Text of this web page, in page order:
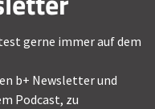
gerne immer auf dem
b+ Newsletter und
Podcast, zu